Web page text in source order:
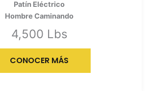
Patín Eléctrico
Hombre Caminando
4,500 Lbs
CONOCER MÁS